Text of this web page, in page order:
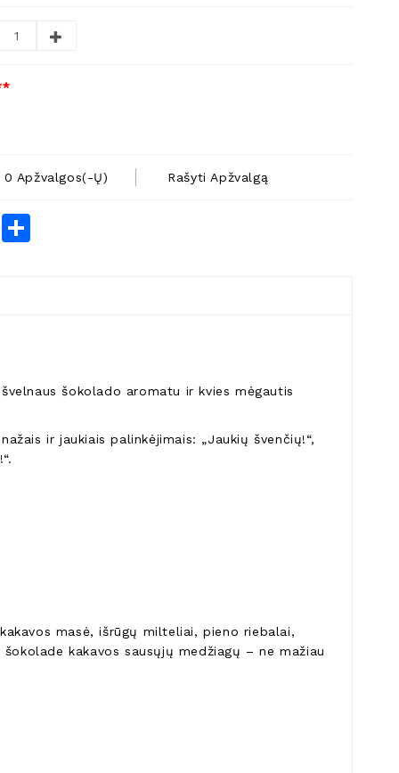
0 Apžvalgos(-Ų) Rašyti Apžvalgą
Share
šokolado aromatu ir kvies mėgautis
ir jaukiais palinkėjimais: „Jaukių švenčių!“,
masė, išrūgų milteliai, pieno riebalai,
kakavos sausųjų medžiagų – ne mažiau